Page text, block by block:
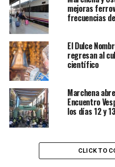
mejoras
frecuencias
El Dulce
regresan al
científico
Marchena
Encuentro
los días 12 y
CLICK TO